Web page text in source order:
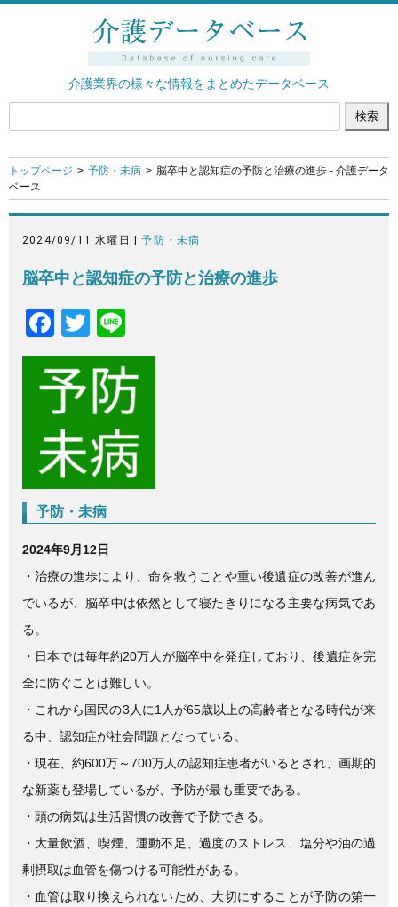
介護業界の様々な情報をまとめたデータベース
トップページ 予防・未病
脳卒中と認知症の予防と治療の進歩 - 介護データ
ベース
2024/09/11 水曜日 |予防・未病
脳卒中と認知症の予防と治療の進歩
F
a
c
e
b
o
o
k
T
wi
tt
er
n
e
予防・未病
2024年9月12日
・治療の進歩により、命を救うことや重い後遺症の改善が進ん
でいるが、脳卒中は依然として寝たきりになる主要な病気であ
る。
・日本では毎年約20万人が脳卒中を発症しており、後遺症を完
全に防ぐことは難しい。
・これから国民の3人に1人が65歳以上の高齢者となる時代が来
る中、認知症が社会問題となっている。
・現在、約600万～700万人の認知症患者がいるとされ、画期的
な新薬も登場しているが、予防が最も重要である。
・頭の病気は生活習慣の改善で予防できる。
・大量飲酒、喫煙、運動不足、過度のストレス、塩分や油の過
剰摂取は血管を傷つける可能性がある。
・血管は取り換えられないため、大切にすることが予防の第一